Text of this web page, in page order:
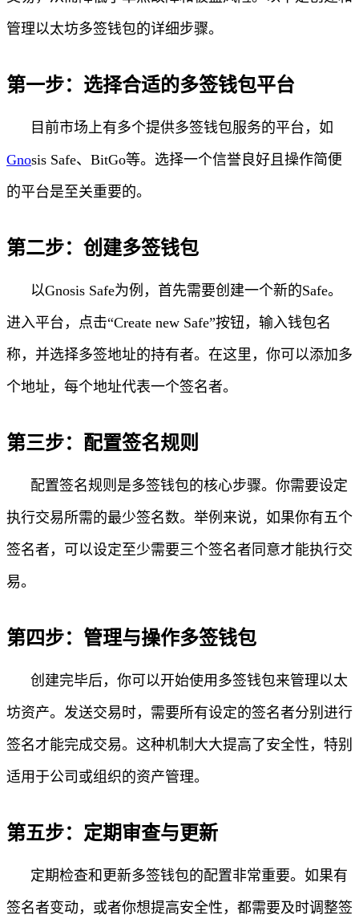
管理以太坊多签钱包的详细步骤。
第一步：选择合适的多签钱包平台
目前市场上有多个提供多签钱包服务的平台，如
Gnosis Safe、BitGo等。选择一个信誉良好且操作简便
的平台是至关重要的。
第二步：创建多签钱包
以Gnosis Safe为例，首先需要创建一个新的Safe。
进入平台，点击“Create new Safe”按钮，输入钱包名
称，并选择多签地址的持有者。在这里，你可以添加多
个地址，每个地址代表一个签名者。
第三步：配置签名规则
配置签名规则是多签钱包的核心步骤。你需要设定
执行交易所需的最少签名数。举例来说，如果你有五个
签名者，可以设定至少需要三个签名者同意才能执行交
易。
第四步：管理与操作多签钱包
创建完毕后，你可以开始使用多签钱包来管理以太
坊资产。发送交易时，需要所有设定的签名者分别进行
签名才能完成交易。这种机制大大提高了安全性，特别
适用于公司或组织的资产管理。
第五步：定期审查与更新
定期检查和更新多签钱包的配置非常重要。如果有
签名者变动，或者你想提高安全性，都需要及时调整签